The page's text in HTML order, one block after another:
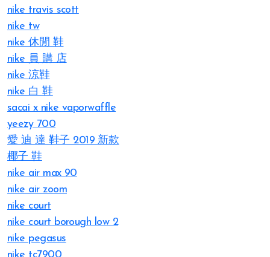
nike travis scott
nike tw
nike 休閒 鞋
nike 員 購 店
nike 涼鞋
nike 白 鞋
sacai x nike vaporwaffle
yeezy 700
愛 迪 達 鞋子 2019 新款
椰子 鞋
nike air max 90
nike air zoom
nike court
nike court borough low 2
nike pegasus